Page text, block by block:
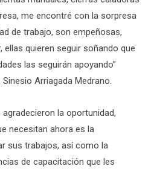
me encontré con la sorpresa
de trabajo, son empeñosas,
ellas quieren seguir soñando que
las seguirán apoyando”
Arriagada Medrano.
la oportunidad,
necesitan ahora es la
sus trabajos, así como la
de capacitación que les